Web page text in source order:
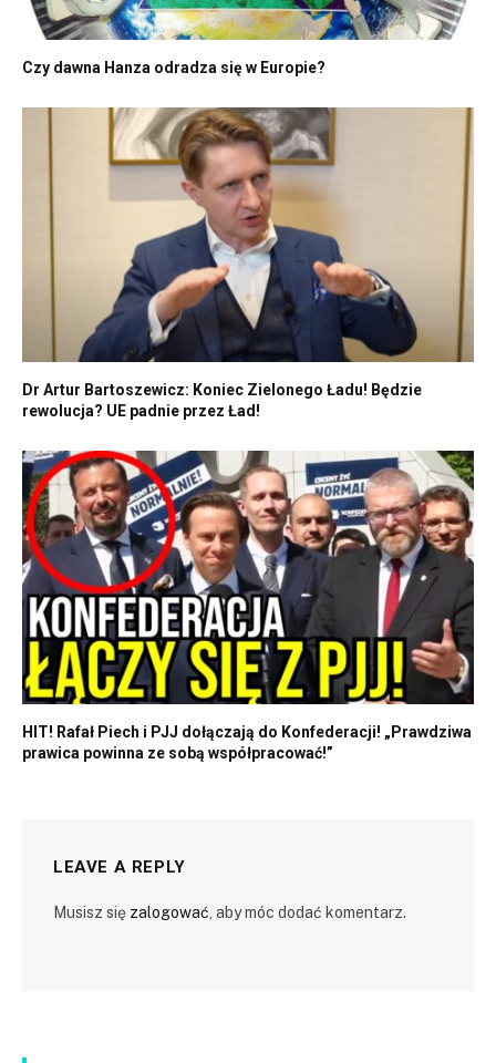
Czy dawna Hanza odradza się w Europie?
Dr Artur Bartoszewicz: Koniec Zielonego Ładu! Będzie
rewolucja? UE padnie przez Ład!
HIT! Rafał Piech i PJJ dołączają do Konfederacji! „Prawdziwa
prawica powinna ze sobą współpracować!”
LEAVE A REPLY
Musisz się zalogować, aby móc dodać komentarz.